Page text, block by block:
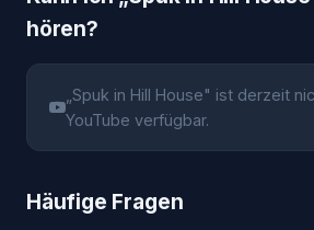
hören?
Spuk in Hill House" ist derzeit
YouTube verfügbar.
Häufige Fragen